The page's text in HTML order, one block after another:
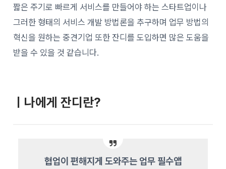
짧은 주기로 빠르게 서비스를 만들어야 하는 스타트업이나
그러한 형태의 서비스 개발 방법론을 추구하며 업무 방법의
혁신을 원하는 중견기업 또한 잔디를 도입하면 많은 도움을
받을 수 있을 것 같습니다.
ㅣ나에게 잔디란?
협업이 편해지게 도와주는 업무 필수앱